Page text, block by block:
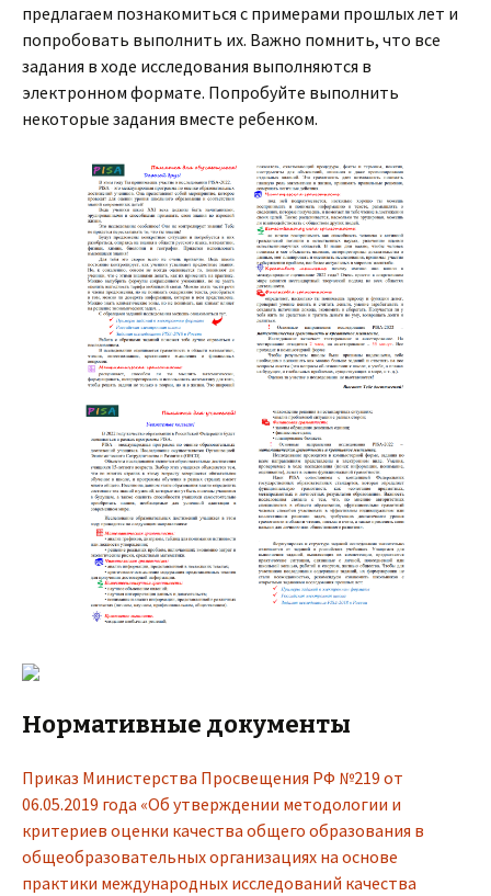
предлагаем познакомиться с примерами прошлых лет и
попробовать выполнить их. Важно помнить, что все
задания в ходе исследования выполняются в
электронном формате. Попробуйте выполнить
некоторые задания вместе ребенком.
Нормативные документы
Приказ Министерства Просвещения РФ №219 от
06.05.2019 года «Об утверждении методологии и
критериев оценки качества общего образования в
общеобразовательных организациях на основе
практики международных исследований качества